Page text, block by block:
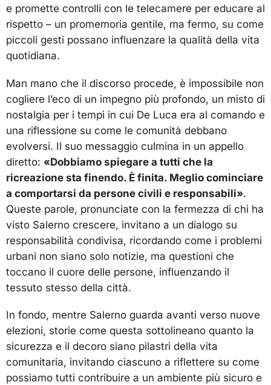
e promette controlli con le telecamere per educare al
rispetto – un promemoria gentile, ma fermo, su come
piccoli gesti possano influenzare la qualità della vita
quotidiana.
Man mano che il discorso procede, è impossibile non
cogliere l’eco di un impegno più profondo, un misto di
nostalgia per i tempi in cui De Luca era al comando e
una riflessione su come le comunità debbano
evolversi. Il suo messaggio culmina in un appello
diretto: «Dobbiamo spiegare a tutti che la
ricreazione sta finendo. È finita. Meglio cominciare
a comportarsi da persone civili e responsabili».
Queste parole, pronunciate con la fermezza di chi ha
visto Salerno crescere, invitano a un dialogo su
responsabilità condivisa, ricordando come i problemi
urbani non siano solo notizie, ma questioni che
toccano il cuore delle persone, influenzando il
tessuto stesso della città.
In fondo, mentre Salerno guarda avanti verso nuove
elezioni, storie come questa sottolineano quanto la
sicurezza e il decoro siano pilastri della vita
comunitaria, invitando ciascuno a riflettere su come
possiamo tutti contribuire a un ambiente più sicuro e